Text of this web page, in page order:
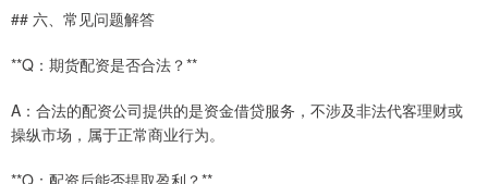
## 六、常见问题解答
**Q：期货配资是否合法？**
A：合法的配资公司提供的是资金借贷服务，不涉及非法代客理财或
操纵市场，属于正常商业行为。